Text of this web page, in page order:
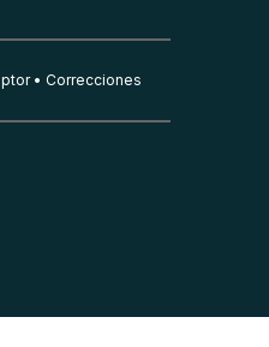
Correcciones